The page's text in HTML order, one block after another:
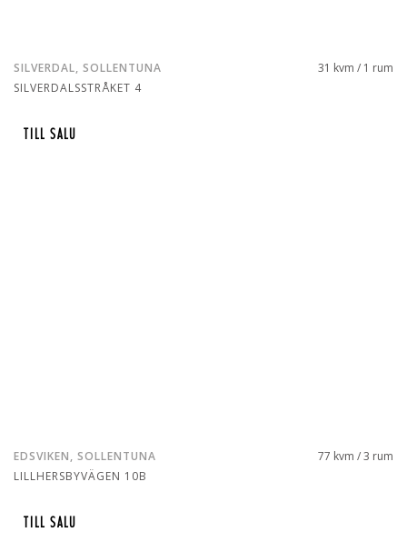
SILVERDAL, SOLLENTUNA
SILVERDALSSTRÅKET 4
31 kvm / 1 rum
TILL SALU
EDSVIKEN, SOLLENTUNA
LILLHERSBYVÄGEN 10B
77 kvm / 3 rum
TILL SALU